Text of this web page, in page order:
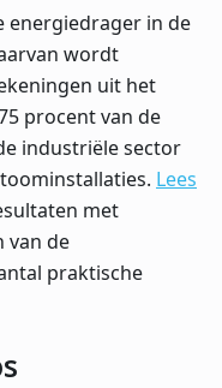
energiedrager in de
wordt
uit het
procent van de
industriële sector
Lees
met
van de
praktische